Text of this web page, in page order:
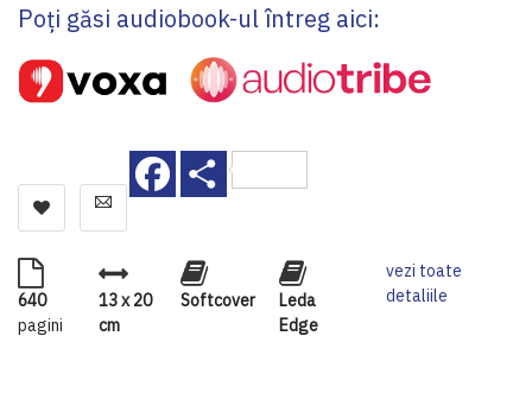
Poți găsi audiobook-ul întreg aici:
Facebook
640
pagini
13 x 20
cm
Softcover
Leda
Edge
vezi toate
detaliile